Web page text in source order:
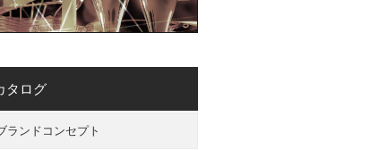
タログ
ランドコンセプト